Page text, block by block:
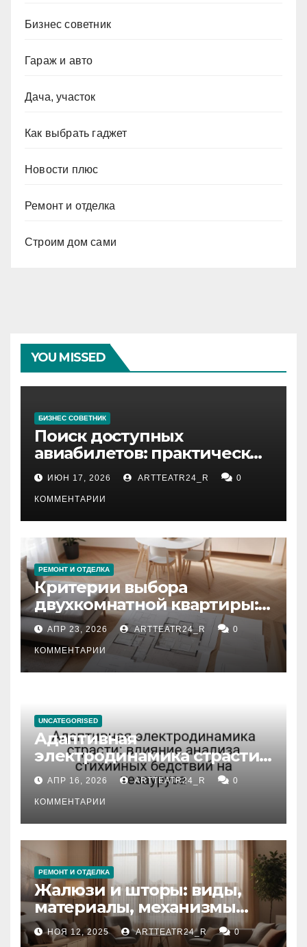
Бизнес советник
Гараж и авто
Дача, участок
Как выбрать гаджет
Новости плюс
Ремонт и отделка
Строим дом сами
YOU MISSED
БИЗНЕС СОВЕТНИК
Поиск доступных
авиабилетов: практические
рекомендации
ИЮН 17, 2026 ARTTEATR24_R 0
КОММЕНТАРИИ
РЕМОНТ И ОТДЕЛКА
Критерии выбора
двухкомнатной квартиры:
планировка, площадь,
состояние и документация
АПР 23, 2026 ARTTEATR24_R 0
КОММЕНТАРИИ
UNCATEGORISED
Адаптивная
электродинамика страсти:
влияние анализа
стихийных бедствий на
тезауруса
АПР 16, 2026 ARTTEATR24_R 0
КОММЕНТАРИИ
РЕМОНТ И ОТДЕЛКА
Жалюзи и шторы: виды,
материалы, механизмы
управления и уход
НОЯ 12, 2025 ARTTEATR24_R 0